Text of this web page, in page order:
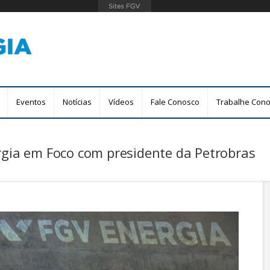
Pular
Eventos Notícias Vídeos Fale Conosco Trabalhe
em Foco com presidente da Petrobras